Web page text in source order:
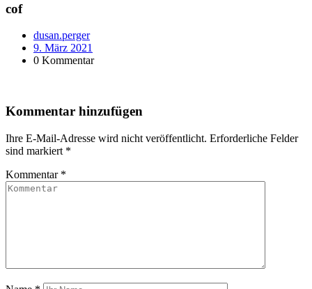
cof
dusan.perger
9. März 2021
0 Kommentar
Kommentar hinzufügen
Ihre E-Mail-Adresse wird nicht veröffentlicht. Erforderliche Felder
sind markiert *
Kommentar *